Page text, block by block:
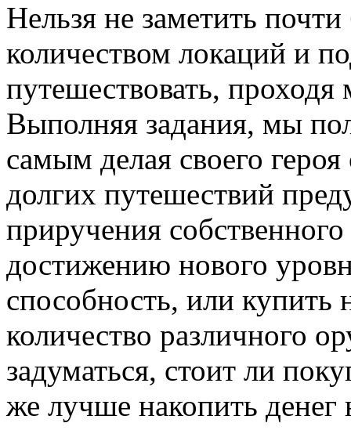
Нельзя не заметить
количеством локаций и
путешествовать,
Выполняя задания, мы
самым делая своего
долгих путешествий
приручения
достижению нового
способность, или
количество различного
задуматься, стоит ли
же лучше накопить